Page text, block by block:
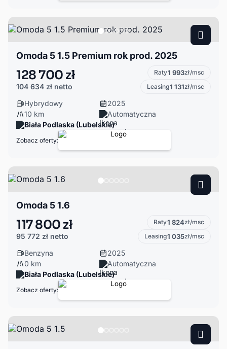
Omoda 5 1.5 Premium rok prod. 2025
128 700 zł
104 634 zł netto
Raty1 993zł/msc
Leasing1 131zł/msc
Hybrydowy
2025
10 km
Automatyczna
Biała Podlaska (Lubelskie)
Zobacz oferty:
Omoda 5 1.6
117 800 zł
95 772 zł netto
Raty1 824zł/msc
Leasing1 035zł/msc
Benzyna
2025
0 km
Automatyczna
Biała Podlaska (Lubelskie)
Zobacz oferty: